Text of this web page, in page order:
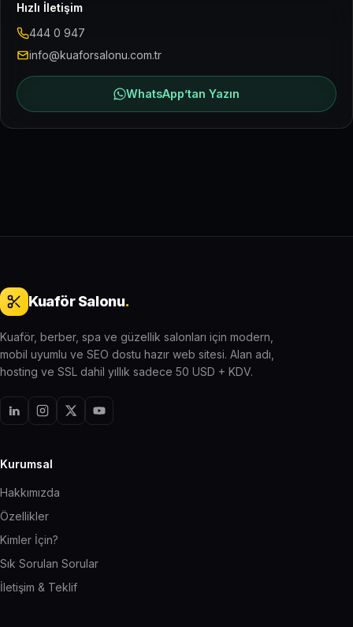
Hızlı İletişim
444 0 947
info@kuaforsalonu.com.tr
WhatsApp’tan Yazın
Kuaför Salonu.
Kuaför, berber, spa ve güzellik salonları için modern,
mobil uyumlu ve SEO dostu hazır web sitesi. Alan adı,
hosting ve SSL dahil yıllık sadece 50 USD + KDV.
Kurumsal
Hakkımızda
Özellikler
Kimler İçin?
Sık Sorulan Sorular
İletişim & Teklif